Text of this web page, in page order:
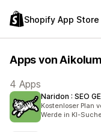
Shopify App Store
Apps von
4 Apps
Naridon : SEO
Kostenloser Plan
Werde in KI-